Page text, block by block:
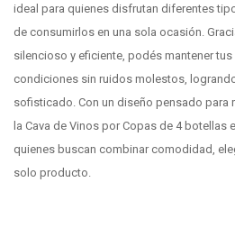
ideal para quienes disfrutan diferentes
de consumirlos en una sola ocasión.
silencioso y eficiente, podés mantener
condiciones sin ruidos molestos,
sofisticado. Con un diseño pensado para
la Cava de Vinos por Copas de 4 botellas
quienes buscan combinar comodidad,
solo producto.